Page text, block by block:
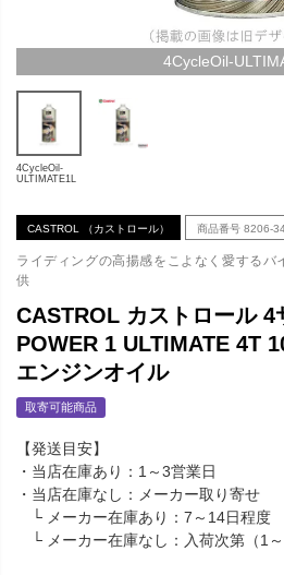
4CycleOil-
4CycleOil-
ULTIMATE1L
CASTROL （カストロール） 商品番号 8206-
ライディングの高揚感をこよなく愛するバ
供
CASTROL カストロール 4
POWER 1 ULTIMATE 4T
エンジンオイル
取寄可能商品
【発送目安】
・当店在庫あり：1～3営業日
・当店在庫なし：メーカー取り寄せ
└ メーカー在庫あり：7～14日程度
└ メーカー在庫なし：入荷次第（1～